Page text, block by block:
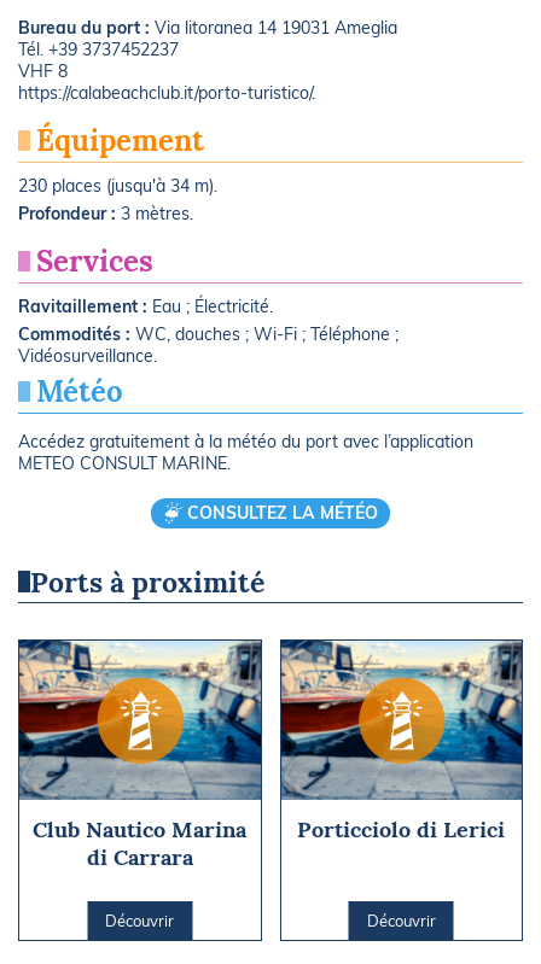
Bureau du port : Via litoranea 14 19031 Ameglia
Tél. +39 3737452237
VHF 8
https://calabeachclub.it/porto-turistico/.
Équipement
230 places (jusqu'à 34 m).
Profondeur : 3 mètres.
Services
Ravitaillement : Eau ; Électricité.
Commodités : WC, douches ; Wi-Fi ; Téléphone ;
Vidéosurveillance.
Météo
Accédez gratuitement à la météo du port avec l’application
METEO CONSULT MARINE.
CONSULTEZ LA MÉTÉO
Ports à proximité
Club Nautico Marina
di Carrara
Découvrir
Porticciolo di Lerici
Découvrir